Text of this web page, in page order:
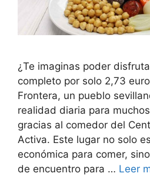
¿Te imaginas poder
completo por solo 2,73
Frontera, un pueblo
realidad diaria para
gracias al comedor del
Activa. Este lugar no solo
económica para comer,
de encuentro para … Leer